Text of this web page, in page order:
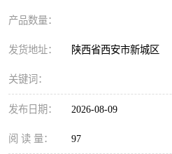
产品数量：
发货地址： 陕西省西安市新城区
关键词：
发布日期： 2026-08-09
阅 读 量： 97